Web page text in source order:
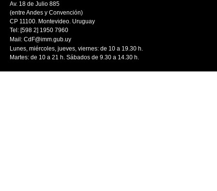
Av. 18 de Julio 885
(entre Andes y Convención)
CP 11100. Montevideo. Uruguay
Tel: [598 2] 1950 7960
Mail: CdF@imm.gub.uy
Lunes, miércoles, jueves, viernes: de 10 a 19.30 h.
Martes: de 10 a 21 h. Sábados de 9.30 a 14.30 h.